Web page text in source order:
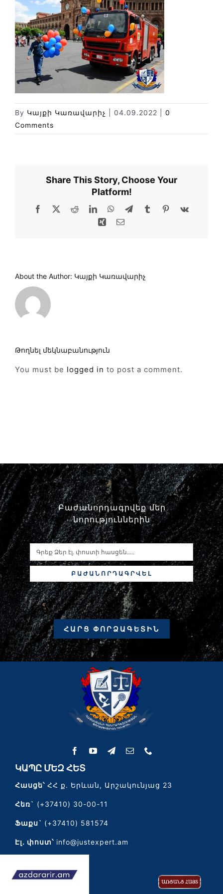
Փորձաքննությունների տեսակները
Նորություններ
Գրադարան
Կայքի քարտեզ
By Կայքի Կառավարիչ 04.09.2022
0
Comments
Share This Story, Choose Your
Platform!
Facebook Reddit LinkedInWhatsAppTelegram
TumblrPinterest
Xing
About the Author: Կայքի Կառավարիչ
Թողնել մեկնաբանություն
You must be logged in to post a comment.
Բաժանորդագրվեք մեր
նորություններին
ԲԱԺԱՆՈՐԴԱԳՐՎԵԼ
ՀԱՐՑ ՓՈՐՁԱԳԵՏԻՆ
ԿԱՊԸ ՄԵԶ ՀԵՏ
Հասցե՝ՀՀ ք. Երևան, Արշակունյաց 23
Հեռ` (+37410) 30-00-11
Ֆաքս` (+37410) 581574
Էլ․ փոստ՝ info@justexpert.am